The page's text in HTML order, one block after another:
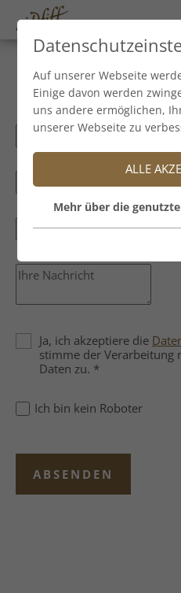
Ja, ich akzeptiere die
stimme der Verarbeitung
Daten zu. *
Ich bin kein Roboter
ABSENDEN
Auf unserer Webseite
Einige davon werden
uns andere ermöglichen,
unserer Webseite zu
ALLE
Mehr über die